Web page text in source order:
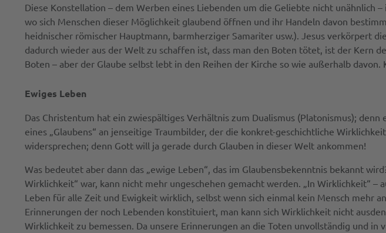
Diese Konstellation – dem Werben eines Liebenden um die Geliebte nicht unähnlich
wo sich Menschen dieser Möglichkeit glaubend öffnen und ihr Handeln davon
heidnischer römischer Hauptmann, barmherziger Samariter usw.). Jesus verkörpert
dadurch wieder aus der Welt zu schaffen ist, dass man den Boten tötet, ist der Kern
Boten – aber der Glaube selbst lebt in den Reihen der Kirche so wie außerhalb
Ewiges Leben
Das Christentum hat ein zwiespältiges Verhältnis zum Dualismus (Platonismus);
eines „Glaubens“ an jenseitige Traumbilder, der die konkret-geschichtliche
widersprechen; denn Gott will ja gerade durch Glauben in dieser Welt ankommen!
Was bedeutet aber dann das „ewige Leben“, das im Glaubensbekenntnis bekannt
Wirklichkeit“ war, kann nicht mehr ungeschehen gemacht werden. „In Wirklichkeit“
Leben für alle Zeit und Ewigkeit wirklich, selbst wenn sich einmal kein Mensch mehr
Erinnerungen der noch Lebenden konstituiert, man kann sich Wirklichkeit nicht
Wirklichkeit zu bemessen. Da unsere Erinnerungen an die Toten unvollständig und